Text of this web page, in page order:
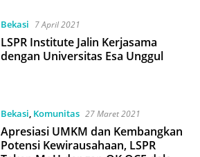
Bekasi 7 April 2021
LSPR Institute Jalin Kerjasama
dengan Universitas Esa Unggul
Bekasi, Komunitas 27 Maret 2021
Apresiasi UMKM dan Kembangkan
Potensi Kewirausahaan, LSPR